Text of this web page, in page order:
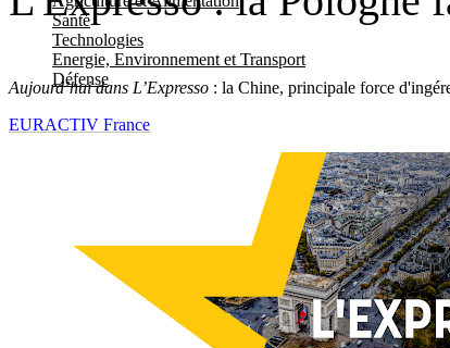
Santé
Technologies
Energie, Environnement et Transport
Défense
Aujourd’hui dans L’Expresso : la Chine, principale force
EURACTIV France